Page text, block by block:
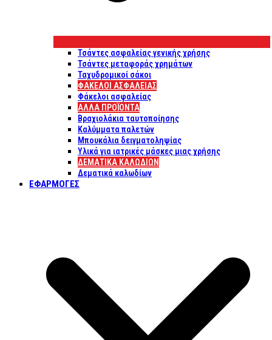
Τσάντες ασφαλείας γενικής χρήσης
Τσάντες μεταφοράς χρημάτων
Ταχυδρομικοί σάκοι
ΦΑΚΕΛΟΙ ΑΣΦΑΛΕΙΑΣ
Φάκελοι ασφαλείας
ΑΛΛΑ ΠΡΟΪΟΝΤΑ
Βραχιολάκια ταυτοποίησης
Καλύμματα παλετών
Μπουκάλια δειγματοληψίας
Υλικά για ιατρικές μάσκες μιας χρήσης
ΔΕΜΑΤΙΚΆ ΚΑΛΩΔΊΩΝ
Δεματικά καλωδίων
ΕΦΑΡΜΟΓΈΣ